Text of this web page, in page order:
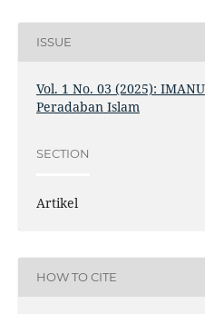
ISSUE
Vol. 1 No. 03 (2025):
Peradaban Islam
SECTION
Artikel
HOW TO CITE